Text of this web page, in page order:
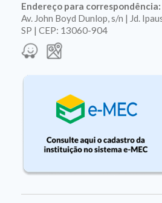
Endereço para correspondência:
Av. John Boyd Dunlop, s/n | Jd.
SP | CEP: 13060-904